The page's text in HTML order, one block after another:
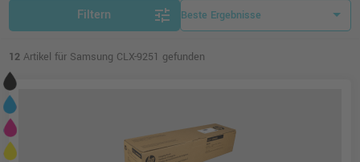
Filtern tune
12 Artikel für Samsung CLX-9251 gefunden